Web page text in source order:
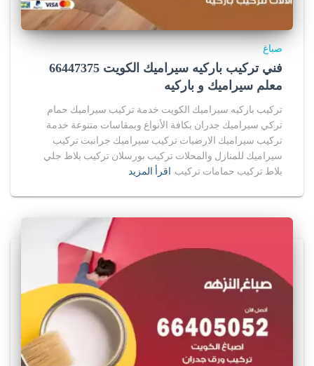
صباغ
فني تركيب باركيه سيراميك الكويت 66447375
معلم سيراميك و باركيه
تركيب باركيه سيراميك الكويت خدمة تركيب سيراميك حمام
تركي سيراميك جدران بكافة الأنواع وبمقاسات متنوعة خدمة
تركيب سيراميك الارضيات تركيب سيراميك جرانيت تركيب
سيراميك للمنازل والمحلات تركيب بورسلان تركيب بلاط جلي
بلاط تركيب حمامات تركيب اقرأ المزيد